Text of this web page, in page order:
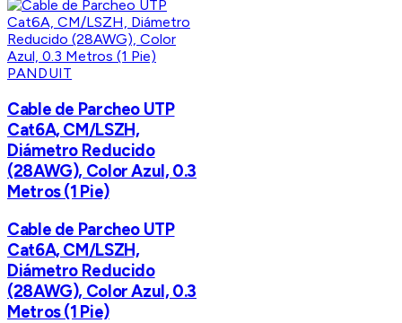
PANDUIT
Cable de Parcheo UTP
Cat6A, CM/LSZH,
Diámetro Reducido
(28AWG), Color Azul, 0.3
Metros (1 Pie)
Cable de Parcheo UTP
Cat6A, CM/LSZH,
Diámetro Reducido
(28AWG), Color Azul, 0.3
Metros (1 Pie)